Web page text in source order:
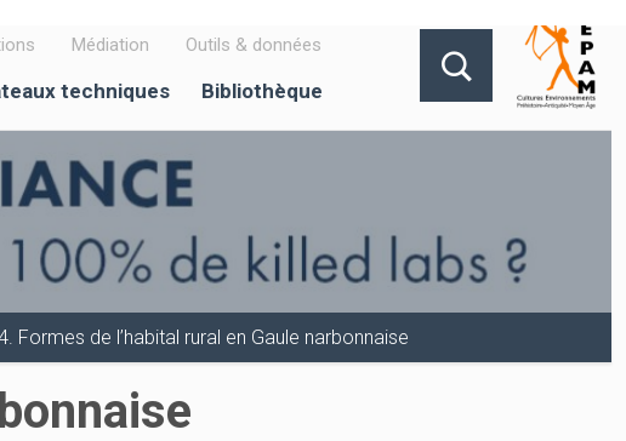
Médiation Outils & données
techniques Bibliothèque
Formes de l’habital rural en Gaule narbonnaise